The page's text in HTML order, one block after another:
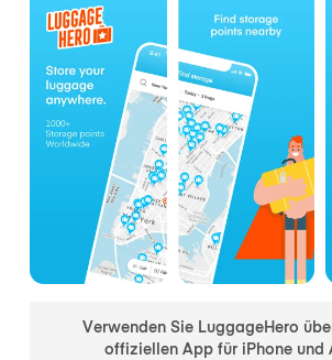
Verwenden Sie LuggageHero
offiziellen App für iPhone und